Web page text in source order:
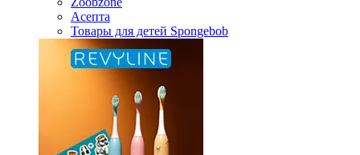
Асепта
Товары для детей Spongebob